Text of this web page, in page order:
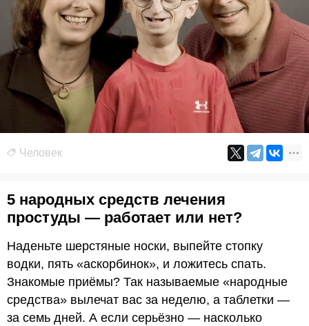
Человек
5 народных средств лечения
простуды — работает или нет?
Наденьте шерстяные носки, выпейте стопку
водки, пять «аскорбинок», и ложитесь спать.
Знакомые приёмы? Так называемые «народные
средства» вылечат вас за неделю, а таблетки —
за семь дней. А если серьёзно — насколько